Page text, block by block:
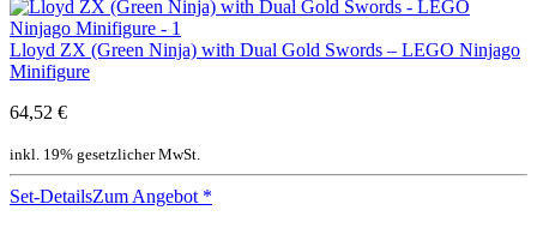
Lloyd ZX (Green Ninja) with Dual Gold Swords – LEGO Ninjago
Minifigure
64,52 €
inkl. 19% gesetzlicher MwSt.
Set-DetailsZum Angebot *